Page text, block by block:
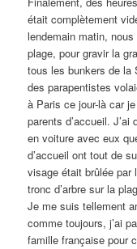
était complètement
lendemain matin,
plage, pour gravir la
tous les bunkers de la
des parapentistes
à Paris ce jour-là car
parents d’accueil.
en voiture avec eux
d’accueil ont tout de
visage était brûlée par
tronc d’arbre sur la
Je me suis tellement
comme toujours, j’ai
famille française pour